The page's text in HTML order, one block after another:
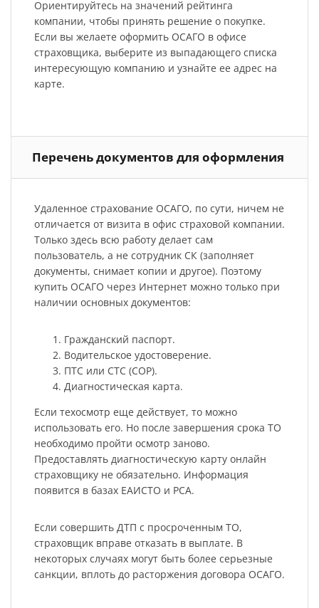
Ориентируйтесь на значений рейтинга
компании, чтобы принять решение о покупке.
Если вы желаете оформить ОСАГО в офисе
страховщика, выберите из выпадающего списка
интересующую компанию и узнайте ее адрес на
карте.
Перечень документов для оформления
Удаленное страхование ОСАГО, по сути, ничем не
отличается от визита в офис страховой компании.
Только здесь всю работу делает сам
пользователь, а не сотрудник СК (заполняет
документы, снимает копии и другое). Поэтому
купить ОСАГО через Интернет можно только при
наличии основных документов:
Гражданский паспорт.
Водительское удостоверение.
ПТС или СТС (СОР).
Диагностическая карта.
Если техосмотр еще действует, то можно
использовать его. Но после завершения срока ТО
необходимо пройти осмотр заново.
Предоставлять диагностическую карту онлайн
страховщику не обязательно. Информация
появится в базах ЕАИСТО и РСА.
Если совершить ДТП с просроченным ТО,
страховщик вправе отказать в выплате. В
некоторых случаях могут быть более серьезные
санкции, вплоть до расторжения договора ОСАГО.